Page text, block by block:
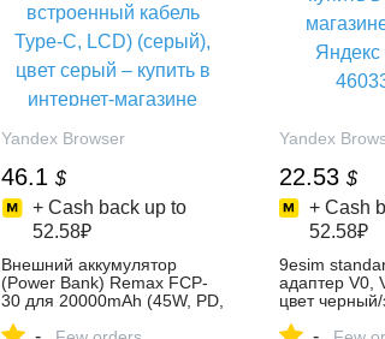
Yandex Browser
46.1 $
+ Cash back up to
52.58₽
Внешний аккумулятор
(Power Bank) Remax FCP-
30 для 20000mAh (45W, PD,
Yandex
22.53 $
+ Cash
52.58₽
9esim
адаптер V0,
цвет